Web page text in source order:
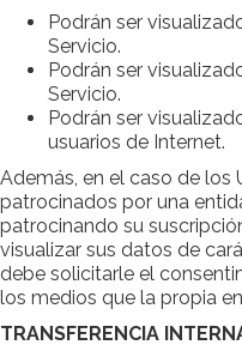
Podrán ser
Servicio.
Podrán ser
Servicio.
Podrán ser
usuarios de Internet.
Además, en el caso de los
patrocinados por una
patrocinando su
visualizar sus datos de
debe solicitarle el
los medios que la propia
TRANSFERENCIA